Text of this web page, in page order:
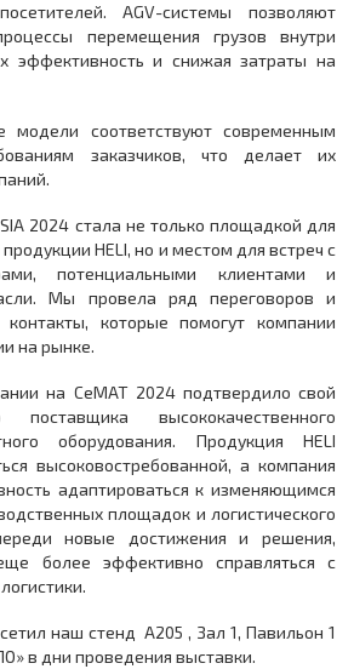
AGV-системы позволяют
перемещения грузов внутри
эффективность и снижая затраты на
модели соответствуют современным
заказчиков, что делает их
2024 стала не только площадкой для
HELI, но и местом для встреч с
потенциальными клиентами и
Мы провела ряд переговоров и
которые помогут компании
на рынке.
на CeMAT 2024 подтвердило свой
высококачественного
оборудования. Продукция HELI
высоковостребованной, а компания
адаптироваться к изменяющимся
площадок и логистического
новые достижения и решения,
более эффективно справляться с
наш стенд A205 , Зал 1, Павильон 1
в дни проведения выставки.